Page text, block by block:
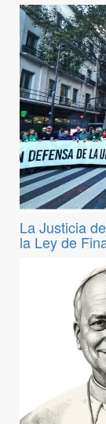
La Justicia
la Ley de